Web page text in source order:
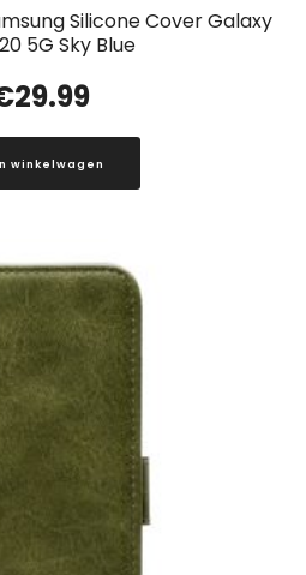
Silicone Cover Galaxy
5G Sky Blue
29.99
winkelwagen